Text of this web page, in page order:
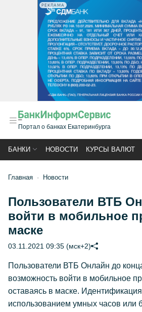
РЕКЛАМА
Портал о банках Екатеринбурга
БАНКИ НОВОСТИ КУРСЫ ВАЛЮТ
Главная Новости
Пользователи ВТБ
войти в мобильное
маске
03.11.2021 09:35 (мск+2)
Пользователи ВТБ Онлайн до
возможность войти в мобильное
оставаясь в маске.
использованием умных часов или